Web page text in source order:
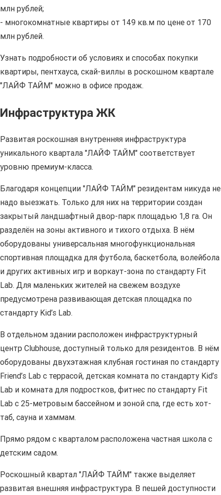
млн рублей;
- многокомнатные квартиры от 149 кв.м по цене от 170
млн рублей.
Узнать подробности об условиях и способах покупки
квартиры, пентхауса, скай-виллы в роскошном квартале
"ЛАЙФ ТАЙМ" можно в офисе продаж.
Инфраструктура ЖК
Развитая роскошная внутренняя инфраструктура
уникального квартала "ЛАЙФ ТАЙМ" соответствует
уровню премиум-класса.
Благодаря концепции "ЛАЙФ ТАЙМ" резидентам никуда не
надо выезжать. Только для них на территории создан
закрытый ландшафтный двор-парк площадью 1,8 га. Он
разделён на зоны активного и тихого отдыха. В нём
оборудованы универсальная многофункциональная
спортивная площадка для футбола, баскетбола, волейбола
и других активных игр и воркаут-зона по стандарту Fit
Lab. Для маленьких жителей на свежем воздухе
предусмотрена развивающая детская площадка по
стандарту Kid’s Lab.
В отдельном здании расположен инфраструктурный
центр Clubhouse, доступный только для резидентов. В нём
оборудованы двухэтажная клубная гостиная по стандарту
Friend’s Lab с террасой, детская комната по стандарту Kid’s
Lab и комната для подростков, фитнес по стандарту Fit
Lab с 25-метровым бассейном и зоной спа, где есть хот-
таб, сауна и хаммам.
Прямо рядом с кварталом расположена частная школа с
детским садом.
Роскошный квартал "ЛАЙФ ТАЙМ" также выделяет
развитая внешняя инфраструктура. В пешей доступности